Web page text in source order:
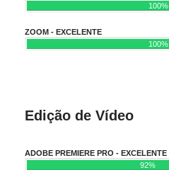
100%
ZOOM - EXCELENTE
100%
Edição de Vídeo
ADOBE PREMIERE PRO - EXCELENTE
92%